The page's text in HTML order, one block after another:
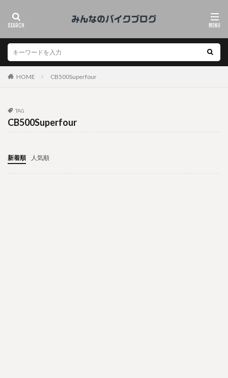
HOME CB500Superfour
TAG
CB500Superfour
新着順 人気順